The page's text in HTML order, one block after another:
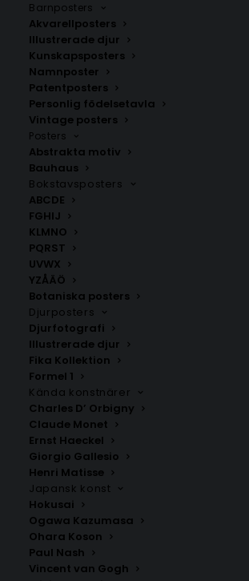
Barnposters
Akvarellposters
Illustrerade djur
Kunskapsposters
Namnposter
Patentposters
Personlig födelsetavla
Vintage posters
Posters
Abstrakta motiv
Bauhaus
Bokstavsposters
ABCDE
FGHIJ
KLMNO
PQRST
UVWX
YZÅÄÖ
Botaniska posters
Djurposters
Djurfotografi
Illustrerade djur
Fika Kollektion
Formel 1
Kända konstnärer
Charles D’ Orbigny
Claude Monet
Ernst Haeckel
Giorgio Gallesio
Henri Matisse
Japansk konst
Hokusai
Ogawa Kazumasa
Ohara Koson
Paul Nash
Vincent van Gogh
30×40 cm och 21×30 cm.
Gävleborgs län,Söderhamns kommun
ANDRA KÖPTE ÄVEN
Sandviken
Fr. 200.00